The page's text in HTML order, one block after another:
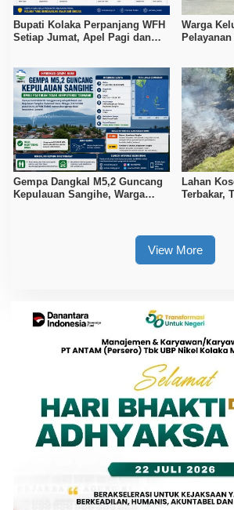
Bupati Kolaka Perpanjang WFH
Setiap Jumat, Apel Pagi dan
Warga
Gempa Dangkal M5,2 Guncang
Kepulauan Sangihe, Warga
Lahan
Terbakar,
View More